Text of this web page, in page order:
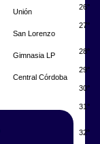
Unión
San Lorenzo
Gimnasia LP
Central Córdoba
26°
27°
28°
29°
30°
31°
32°